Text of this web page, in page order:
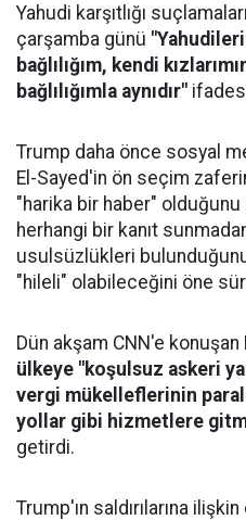
Yahudi karşıtlığı
çarşamba günü
bağlılığım, kendi
bağlılığımla aynıdır"
Trump daha önce sosyal
El-Sayed'in ön seçim
"harika bir haber" olduğunu
herhangi bir kanıt
usulsüzlükleri
"hileli" olabileceğini öne
Dün akşam CNN'e konuşan
ülkeye "koşulsuz askeri
vergi mükelleflerinin
yollar gibi hizmetlere
getirdi.
Trump'ın saldırılarına